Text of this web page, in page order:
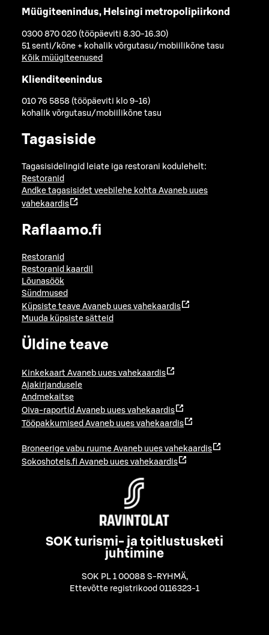
Müügiteenindus, Helsingi metropolipiirkond
0300 870 020 (tööpäeviti 8.30-16.30)
51 senti/kõne + kohalik võrgutasu/mobiilikõne tasu
Kõik müügiteenused
Klienditeenindus
010 76 5858 (tööpäeviti klo 9-16)
kohalik võrgutasu/mobiilikõne tasu
Tagasiside
Tagasisidelingid leiate iga restorani kodulehelt:
Restoranid
Andke tagasisidet veebilehe kohta Avaneb uues
vahekaardis
Raflaamo.fi
Restoranid
Restoranid kaardil
Lõunasöök
Sündmused
Küpsiste teave Avaneb uues vahekaardis
Muuda küpsiste sätteid
Üldine teave
Kinkekaart Avaneb uues vahekaardis
Ajakirjandusele
Andmekaitse
Oiva-raportid Avaneb uues vahekaardis
Tööpakkumised Avaneb uues vahekaardis
Broneerige vabu ruume Avaneb uues vahekaardis
Sokoshotels.fi Avaneb uues vahekaardis
SOK turismi- ja toitlustusketi
juhtimine
SOK PL 1 00088 S-RYHMÄ,
Ettevõtte registrikood 0116323-1